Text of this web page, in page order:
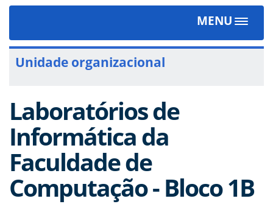
MENU
Toggle
Unidade organizacional
Laboratórios de
Informática da
Faculdade de
Computação - Bloco 1B